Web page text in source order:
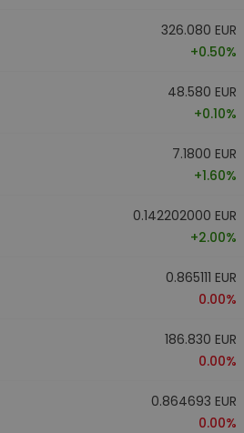
326.080 EUR
+0.50%
48.580 EUR
+0.10%
7.1800 EUR
+1.60%
0.142202000 EUR
+2.00%
0.865111 EUR
0.00%
186.830 EUR
0.00%
0.864693 EUR
0.00%